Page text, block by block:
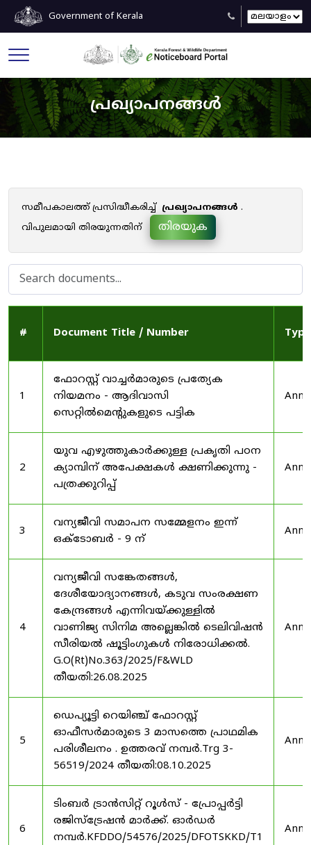
Government of Kerala
പ്രഖ്യാപനങ്ങൾ
സമീപകാലത്ത് പ്രസിദ്ധീകരിച്ച് പ്രഖ്യാപനങ്ങൾ .
വിപുലമായി തിരയുന്നതിന്
തിരയുക
# Document Title / Number Type
1
ഫോറസ്റ്റ് വാച്ചർമാരുടെ പ്രത്യേക
നിയമനം - ആദിവാസി
സെറ്റിൽമെന്റുകളുടെ പട്ടിക
2
യുവ എഴുത്തുകാർക്കുള്ള പ്രകൃതി പഠന
ക്യാമ്പിന് അപേക്ഷകൾ ക്ഷണിക്കുന്നു -
പത്രക്കുറിപ്പ്
3
വന്യജീവി സമാപന സമ്മേളനം ഇന്ന്
ഒക്ടോബർ - 9 ന്
4
വന്യജീവി സങ്കേതങ്ങൾ,
ദേശീയോദ്യാനങ്ങൾ, കടുവ സംരക്ഷണ
കേന്ദ്രങ്ങൾ എന്നിവയ്ക്കുള്ളിൽ
വാണിജ്യ സിനിമ അല്ലെങ്കിൽ ടെലിവിഷൻ
സീരിയൽ ഷൂട്ടിംഗുകൾ നിരോധിക്കൽ.
G.O(Rt)No.363/2025/F&WLD
തീയതി:26.08.2025
5
ഡെപ്യൂട്ടി റെയിഞ്ച് ഫോറസ്റ്റ്
ഓഫീസർമാരുടെ 3 മാസത്തെ പ്രാഥമിക
പരിശീലനം . ഉത്തരവ് നമ്പർ.Trg 3-
56519/2024 തീയതി:08.10.2025
6
ടിംബർ ട്രാൻസിറ്റ് റൂൾസ് - പ്രോപ്പർട്ടി
രജിസ്ട്രേഷൻ മാർക്ക്. ഓർഡർ
നമ്പർ.KFDDO/54576/2025/DFOTSKKD/T1